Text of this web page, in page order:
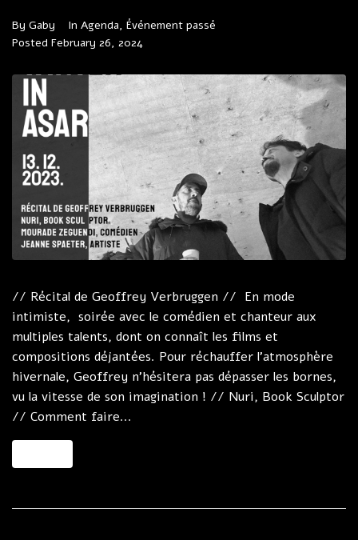
By Gaby In Agenda, Événement passé
Posted February 26, 2024
// Récital de Geoffrey Verbruggen // En mode
intimiste, soirée avec le comédien et chanteur aux
multiples talents, dont on connaît les films et
compositions déjantées. Pour réchauffer l’atmosphère
hivernale, Geoffrey n’hésitera pas dépasser les bornes,
vu la vitesse de son imagination ! // Nuri, Book Sculptor
// Comment faire...